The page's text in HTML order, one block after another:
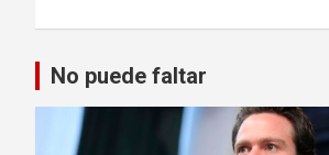
No puede faltar